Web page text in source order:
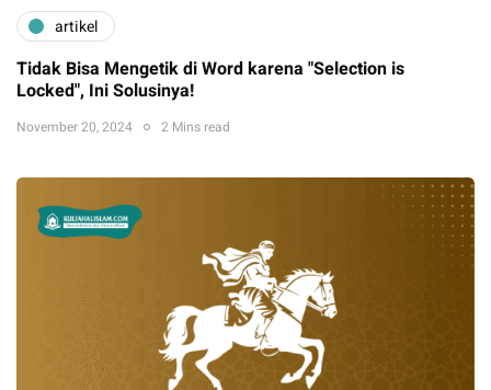
artikel
Tidak Bisa Mengetik di Word karena "Selection is
Locked", Ini Solusinya!
November 20, 2024 2 Mins read